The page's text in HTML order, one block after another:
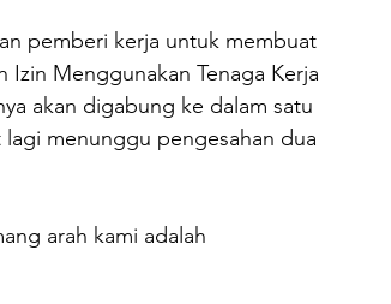
pemberi kerja untuk membuat
Izin Menggunakan Tenaga Kerja
akan digabung ke dalam satu
menunggu pengesahan dua
arah kami adalah